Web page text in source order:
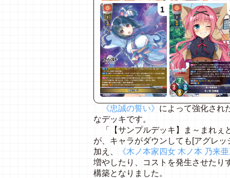
1
《忠誠の誓い》 によって強化され
なデッキです。
「【サンプルデッキ】ま～まれぇ
が、キャラがダウンしても[アグレ
加え、
《木ノ本家四女 木ノ本 乃来
増やしたり、コストを発生させたり
構築となりました。